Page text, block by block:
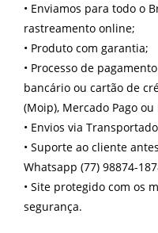
• Enviamos para todo o
rastreamento online;
• Produto com garantia;
• Processo de
bancário ou cartão de
(Moip), Mercado Pago ou
• Envios via
• Suporte ao cliente
Whatsapp (77) 98874-
• Site protegido com os
segurança.